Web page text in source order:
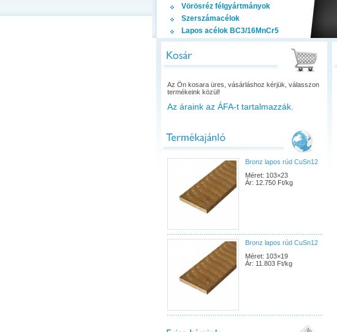
Vörösréz félgyártmányok
Szerszámacélok
Lapos acélok BC3/16MnCr5
Az Ön kosara üres, vásárláshoz kérjük, válasszon
termékeink közül!
Az áraink az ÁFA-t tartalmazzák.
Bronz lapos rúd CuSn12
Méret: 103×23
Ár: 12.750 Ft/kg
Bronz lapos rúd CuSn12
Méret: 103×19
Ár: 11.803 Ft/kg